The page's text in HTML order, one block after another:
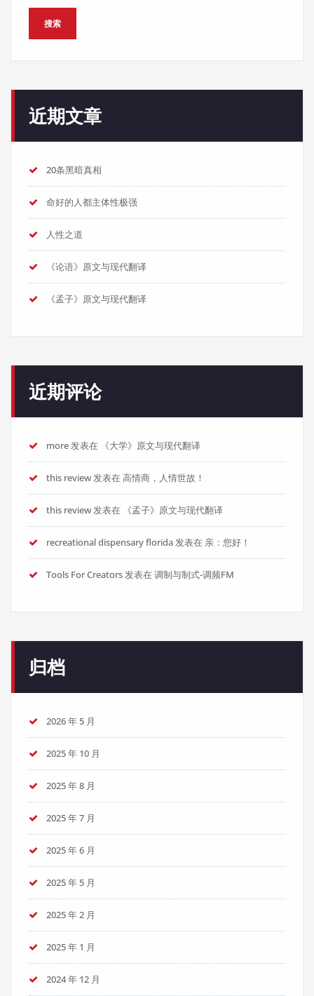
搜索
近期文章
20条黑暗真相
命好的人都主体性极强
人性之道
《论语》原文与现代翻译
《孟子》原文与现代翻译
近期评论
more发表在 《大学》原文与现代翻译
this review发表在 高情商，人情世故！
this review发表在 《孟子》原文与现代翻译
recreational dispensary florida发表在 亲：您好！
Tools For Creators发表在 调制与制式-调频FM
归档
2026 年 5 月
2025 年 10 月
2025 年 8 月
2025 年 7 月
2025 年 6 月
2025 年 5 月
2025 年 2 月
2025 年 1 月
2024 年 12 月